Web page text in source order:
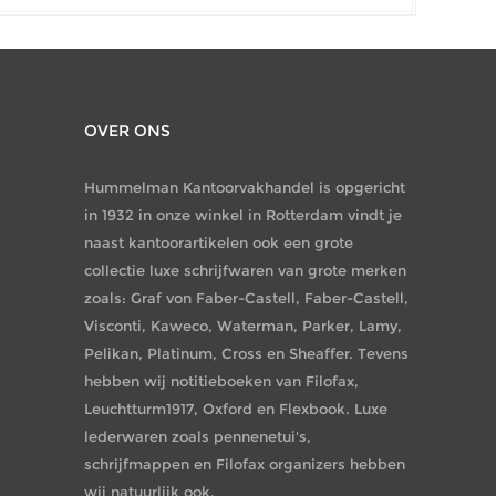
OVER ONS
Hummelman Kantoorvakhandel is opgericht
in 1932 in onze winkel in Rotterdam vindt je
naast kantoorartikelen ook een grote
collectie luxe schrijfwaren van grote merken
zoals: Graf von Faber-Castell, Faber-Castell,
Visconti, Kaweco, Waterman, Parker, Lamy,
Pelikan, Platinum, Cross en Sheaffer. Tevens
hebben wij notitieboeken van Filofax,
Leuchtturm1917, Oxford en Flexbook. Luxe
lederwaren zoals pennenetui's,
schrijfmappen en Filofax organizers hebben
wij natuurlijk ook.